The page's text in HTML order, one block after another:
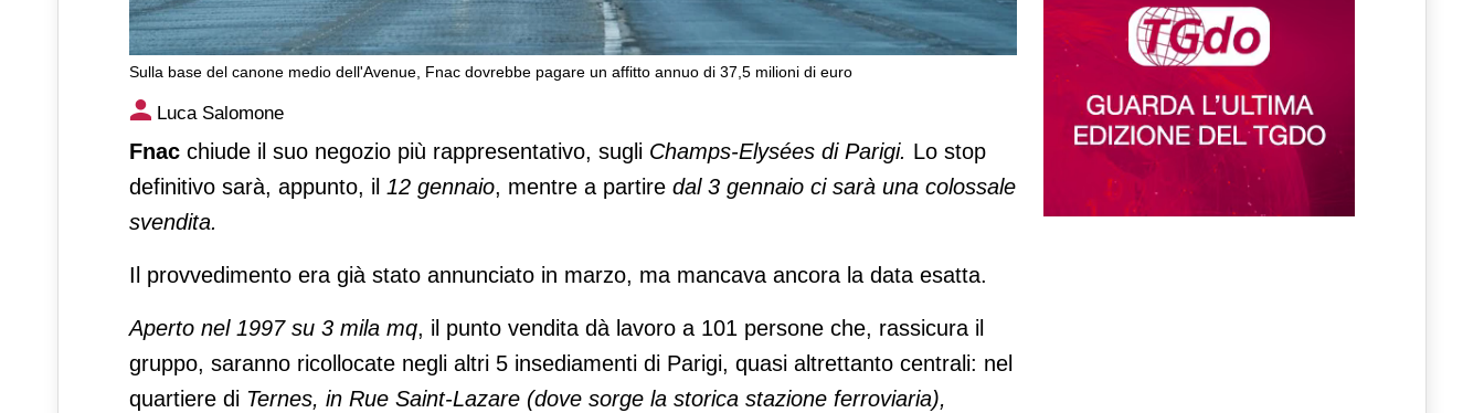
Sulla base del canone medio dell'Avenue, Fnac dovrebbe pagare un affitto annuo di 37,5 milioni di euro
Fnac Champs-Elysées: stop il 12 gennaio
Luca Salomone
Fnac chiude il suo negozio più rappresentativo, sugli Champs-Elysées di Parigi. Lo stop
definitivo sarà, appunto, il 12 gennaio, mentre a partire dal 3 gennaio ci sarà una colossale
svendita.
Il provvedimento era già stato annunciato in marzo, ma mancava ancora la data esatta.
Aperto nel 1997 su 3 mila mq, il punto vendita dà lavoro a 101 persone che, rassicura il
gruppo, saranno ricollocate negli altri 5 insediamenti di Parigi, quasi altrettanto centrali: nel
quartiere di Ternes, in Rue Saint-Lazare (dove sorge la storica stazione ferroviaria),